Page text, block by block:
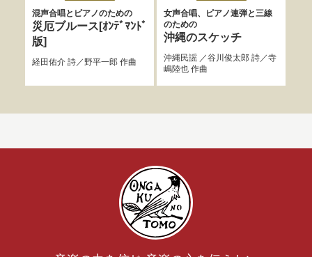
混声合唱とピアノのための
災厄ブルース[ｵﾝﾃﾞﾏﾝﾄﾞ
版]
経田佑介詩／野平一郎作曲
女声合唱、ピアノ連弾と三線
のための
沖縄のスケッチ
沖縄民謡／谷川俊太郎詩／寺
嶋陸也作曲